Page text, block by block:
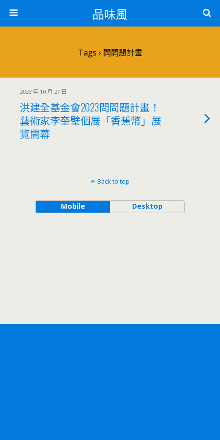
品味風
Tags › 問問題計畫
2023 年 10 月 27 日
洪建全基金會2023問問題計畫！
藝術家李奎壁個展「香蕉幣」展
覽開幕
Back to top
Mobile Desktop